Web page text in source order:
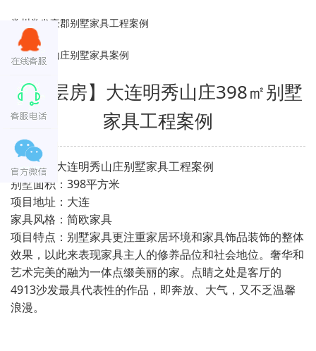
常州常发豪郡别墅家具工程案例
广州颐和山庄别墅家具案例
【跃层房】大连明秀山庄398㎡别墅
家具工程案例
项目名：大连明秀山庄别墅家具工程案例
别墅面积：398平方米
项目地址：大连
家具风格：简欧家具
项目特点：别墅家具更注重家居环境和家具饰品装饰的整体
效果，以此来表现家具主人的修养品位和社会地位。奢华和
艺术完美的融为一体点缀美丽的家。点睛之处是客厅的
4913沙发最具代表性的作品，即奔放、大气，又不乏温馨
浪漫。